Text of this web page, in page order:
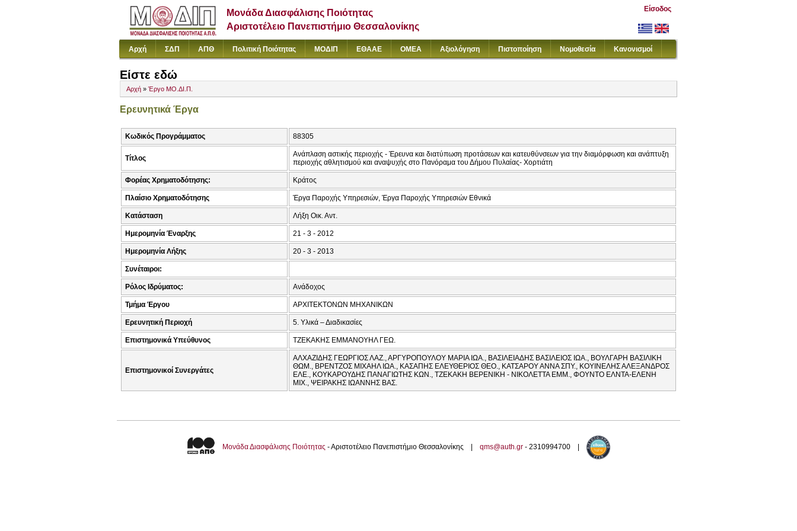
Μονάδα Διασφάλισης Ποιότητας
Αριστοτέλειο Πανεπιστήμιο Θεσσαλονίκης
Είσοδος
Αρχή ΣΔΠ ΑΠΘ Πολιτική Ποιότητας ΜΟΔΙΠ ΕΘΑΑΕ ΟΜΕΑ Αξιολόγηση Πιστοποίηση Νομοθεσία Κανονισμοί
Είστε εδώ
Αρχή » Έργο ΜΟ.ΔΙ.Π.
Ερευνητικά Έργα
Κωδικός Προγράμματος 88305
Τίτλος
Ανάπλαση αστικής περιοχής - Έρευνα και διατύπωση προτάσεων και κατευθύνσεων για την διαμόρφωση και ανάπτυξη
περιοχής αθλητισμού και αναψυχής στο Πανόραμα του Δήμου Πυλαίας- Χορτιάτη
Φορέας Χρηματοδότησης: Κράτος
Πλαίσιο Χρηματοδότησης Έργα Παροχής Υπηρεσιών, Έργα Παροχής Υπηρεσιών Εθνικά
Κατάσταση Λήξη Οικ. Αντ.
Ημερομηνία Έναρξης 21 - 3 - 2012
Ημερομηνία Λήξης 20 - 3 - 2013
Συνέταιροι:
Ρόλος Ιδρύματος: Ανάδοχος
Τμήμα Έργου ΑΡΧΙΤΕΚΤΟΝΩΝ ΜΗΧΑΝΙΚΩΝ
Ερευνητική Περιοχή 5. Υλικά – Διαδικασίες
Επιστημονικά Υπεύθυνος ΤΖΕΚΑΚΗΣ ΕΜΜΑΝΟΥΗΛ ΓΕΩ.
Επιστημονικοί Συνεργάτες
ΑΛΧΑΖΙΔΗΣ ΓΕΩΡΓΙΟΣ ΛΑΖ., ΑΡΓΥΡΟΠΟΥΛΟΥ ΜΑΡΙΑ ΙΩΑ., ΒΑΣΙΛΕΙΑΔΗΣ ΒΑΣΙΛΕΙΟΣ ΙΩΑ., ΒΟΥΛΓΑΡΗ ΒΑΣΙΛΙΚΗ
ΘΩΜ., ΒΡΕΝΤΖΟΣ ΜΙΧΑΗΛ ΙΩΑ., ΚΑΣΑΠΗΣ ΕΛΕΥΘΕΡΙΟΣ ΘΕΟ., ΚΑΤΣΑΡΟΥ ΑΝΝΑ ΣΠΥ., ΚΟΥΙΝΕΛΗΣ ΑΛΕΞΑΝΔΡΟΣ
ΕΛΕ., ΚΟΥΚΑΡΟΥΔΗΣ ΠΑΝΑΓΙΩΤΗΣ ΚΩΝ., ΤΖΕΚΑΚΗ ΒΕΡΕΝΙΚΗ - ΝΙΚΟΛΕΤΤΑ ΕΜΜ., ΦΟΥΝΤΟ ΕΛΝΤΑ-ΕΛΕΝΗ
ΜΙΧ., ΨΕΙΡΑΚΗΣ ΙΩΑΝΝΗΣ ΒΑΣ.
Μονάδα Διασφάλισης Ποιότητας - Αριστοτέλειο Πανεπιστήμιο Θεσσαλονίκης | qms@auth.gr - 2310994700 |